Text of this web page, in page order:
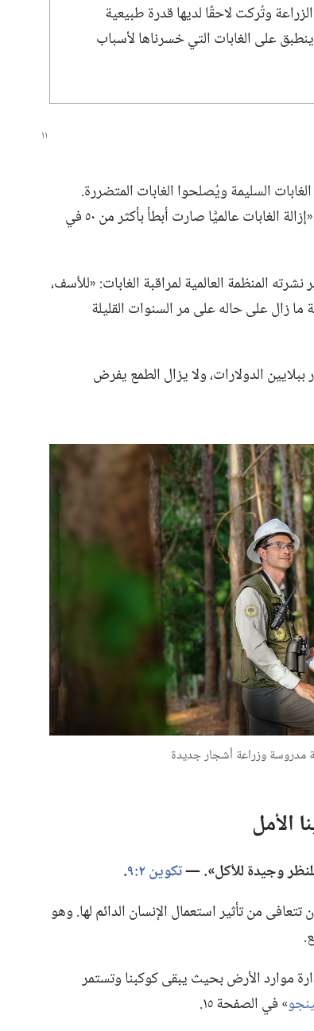
وتُركت لاحقًا لديها قدرة طبيعية
على الغابات التي خسرناها لأسباب
السليمة ويُصلحوا الغابات المتضررة.‏
وبالنتيجة،‏ حسبما ذكر مرجع تابع للأمم المتحدة:‏ «إزالة الغابات عالميًّا صارت أبطأ بأكثر من ٥٠ في
المنظمة العالمية لمراقبة الغابات:‏ «للأسف،‏
ما زال على حاله على مر السنوات القليلة
الدولارات،‏ ولا يزال الطمع يفرض
مدروسة وزراعة أشجار جديدة
الأمل
وجيدة للأكل».‏ —‏تكوين ٢:‏٩
‏.‏
من تأثير استعمال الإنسان الدائم لها.‏ وهو
موارد الأرض بحيث يبقى كوكبنا وتستمر
‏» في الصفحة ١٥.‏